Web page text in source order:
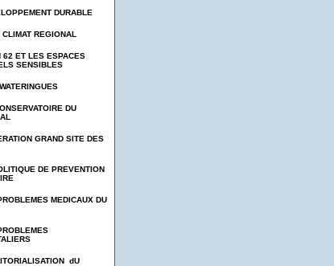
DURABLE
REGIONAL
62 ET LES ESPACES
SENSIBLES
DU
GRAND SITE DES
DE PREVENTION
MEDICAUX DU
dU